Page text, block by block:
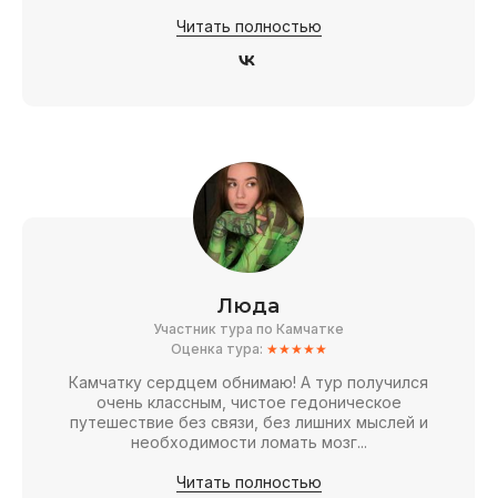
Читать полностью
Люда
Участник тура по Камчатке
Оценка тура: ★★★★★
Камчатку сердцем обнимаю! А тур получился
очень классным, чистое гедоническое
путешествие без связи, без лишних мыслей и
необходимости ломать мозг...
Читать полностью